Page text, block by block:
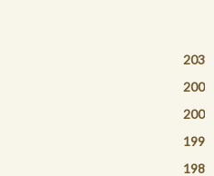
203
200
200
199
198